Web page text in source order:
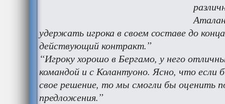
удержать игрока в своем составе до
действующий контракт.”
“Игроку хорошо в Бергамо, у него
командой и с Колантуоно. Ясно, что если
свое решение, то мы смогли бы оценить
предложения.”